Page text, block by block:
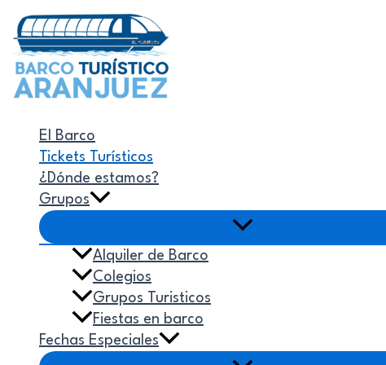
al
contenido
El Barco
Tickets Turísticos
¿Dónde estamos?
Grupos
Alquiler de Barco
Colegios
Grupos Turisticos
Fiestas en barco
Fechas Especiales